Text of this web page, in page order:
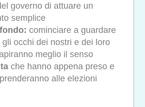
governo di attuare un
semplice
cominciare a guardare
gli occhi dei nostri e dei loro
meglio il senso
che hanno appena preso e
alle elezioni